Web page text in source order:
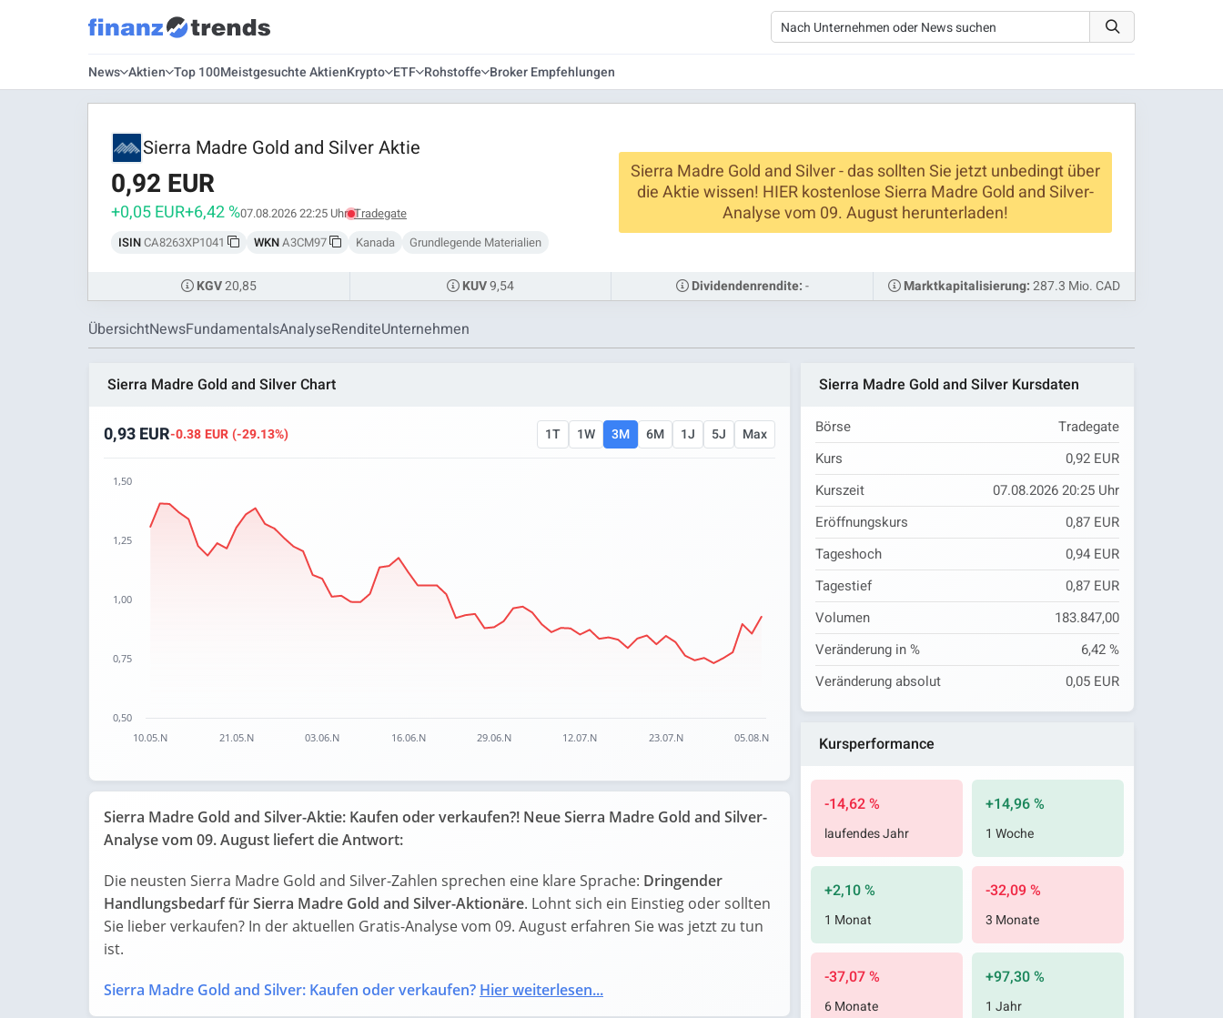
News Aktien Top 100Meistgesuchte AktienKrypto ETF Rohstoffe Broker Empfehlungen
Sierra Madre Gold and Silver Aktie
0,92 EUR
+0,05 EUR+6,42 %07.08.2026 22:25 Uhr Tradegate
ISINCA8263XP1041 WKNA3CM97 Kanada Grundlegende Materialien
Sierra Madre Gold and Silver - das sollten Sie jetzt unbedingt über
die Aktie wissen! HIER kostenlose Sierra Madre Gold and Silver-
Analyse vom 09. August herunterladen!
KGV20,85 KUV9,54 Dividendenrendite:- Marktkapitalisierung:287.3 Mio. CAD
ÜbersichtNewsFundamentalsAnalyseRenditeUnternehmen
Sierra Madre Gold and Silver Chart
0,93 EUR-0.38 EUR (-29.13%) 1T 1W 3M 6M 1J 5J Max
Chart with 65 data points.
The chart has 1 X axis displaying categories.
The chart has 1 Y axis displaying values. Data ranges from 0.731 to 1.406.
10.05.N 21.05.N 03.06.N 16.06.N 29.06.N 12.07.N 23.07.N 05.08.N
0,50
0,75
1,00
1,25
1,50
Sierra Madre Gold and Silver-Aktie: Kaufen oder verkaufen?! Neue Sierra Madre Gold and Silver-
Analyse vom 09. August liefert die Antwort:
Die neusten Sierra Madre Gold and Silver-Zahlen sprechen eine klare Sprache: Dringender
Handlungsbedarf für Sierra Madre Gold and Silver-Aktionäre. Lohnt sich ein Einstieg oder sollten
Sie lieber verkaufen? In der aktuellen Gratis-Analyse vom 09. August erfahren Sie was jetzt zu tun
ist.
Sierra Madre Gold and Silver: Kaufen oder verkaufen? Hier weiterlesen...
Sierra Madre Gold and Silver Kursdaten
Börse
Tradegate
Kurs
0,92 EUR
Kurszeit
07.08.2026 20:25 Uhr
Eröffnungskurs
0,87 EUR
Tageshoch
0,94 EUR
Tagestief
0,87 EUR
Volumen
183.847,00
Veränderung in %
6,42 %
Veränderung absolut
0,05 EUR
Kursperformance
-14,62 %
laufendes Jahr
+14,96 %
1 Woche
+2,10 %
1 Monat
-32,09 %
3 Monate
-37,07 %
6 Monate
+97,30 %
1 Jahr